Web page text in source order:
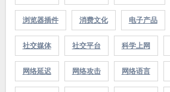
浏览器插件 消费文化 电子产品
社交媒体 社交平台 科学上网
网络延迟 网络攻击 网络语言